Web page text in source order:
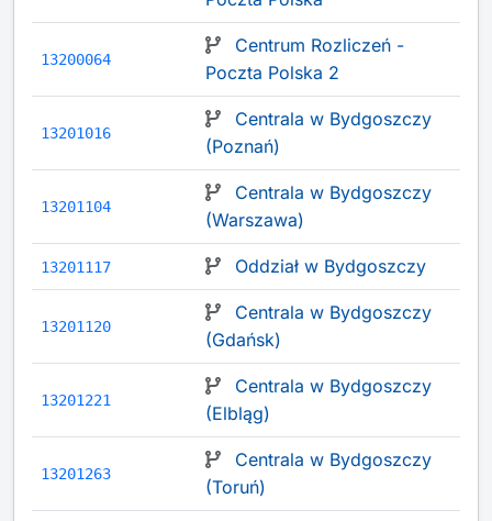
13200064
Centrum Rozliczeń -
Poczta Polska 2
13201016
Centrala w Bydgoszczy
(Poznań)
13201104
Centrala w Bydgoszczy
(Warszawa)
13201117 Oddział w Bydgoszczy
13201120
Centrala w Bydgoszczy
(Gdańsk)
13201221
Centrala w Bydgoszczy
(Elbląg)
13201263
Centrala w Bydgoszczy
(Toruń)